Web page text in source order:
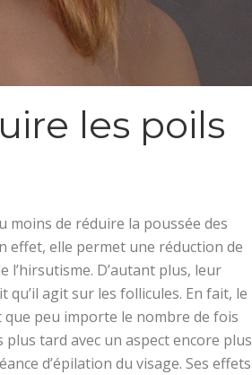
les poils
moins de réduire la poussée des
effet, elle permet une réduction de
l’hirsutisme. D’autant plus, leur
agit sur les follicules. En fait, le
peu importe le nombre de fois
tard avec un aspect encore plus
d’épilation du visage. Ses effets